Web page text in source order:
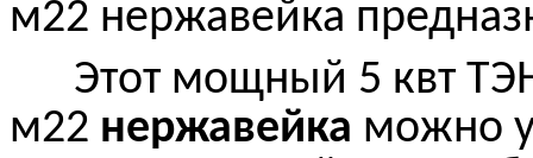
м22 нержавейка
Этот мощный 5 квт
м22 нержавейка можно